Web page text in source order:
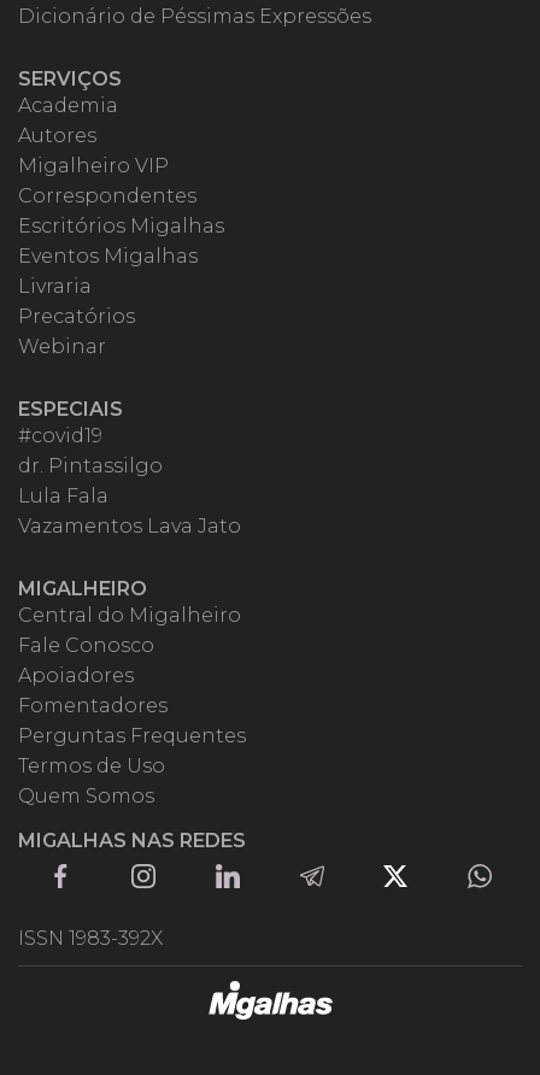
Dicionário de Péssimas Expressões
SERVIÇOS
Academia
Autores
Migalheiro VIP
Correspondentes
Escritórios Migalhas
Eventos Migalhas
Livraria
Precatórios
Webinar
ESPECIAIS
#covid19
dr. Pintassilgo
Lula Fala
Vazamentos Lava Jato
MIGALHEIRO
Central do Migalheiro
Fale Conosco
Apoiadores
Fomentadores
Perguntas Frequentes
Termos de Uso
Quem Somos
MIGALHAS NAS REDES
ISSN 1983-392X